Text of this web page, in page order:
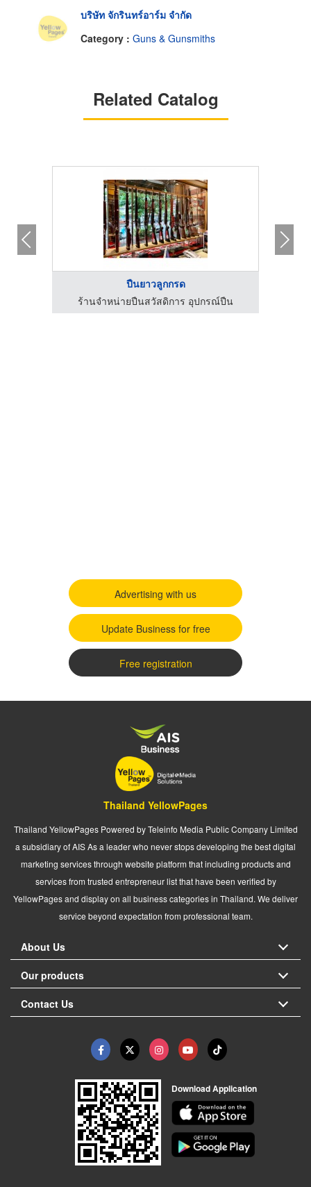
บริษัท จักรินทร์อาร์ม จำกัด
Category : Guns & Gunsmiths
Related Catalog
ปืนยาวลูกกรด
ร้านจำหน่ายปืนสวัสดิการ อุปกรณ์ปืน
Advertising with us
Update Business for free
Free registration
Thailand YellowPages
Thailand YellowPages Powered by Teleinfo Media Public Company Limited
a subsidiary of AIS As a leader who never stops developing the best digital
marketing services through website platform that including products and
services from trusted entrepreneur list that have been verified by
YellowPages and display on all business categories in Thailand. We deliver
service beyond expectation from professional team.
About Us
Our products
Contact Us
Download Application